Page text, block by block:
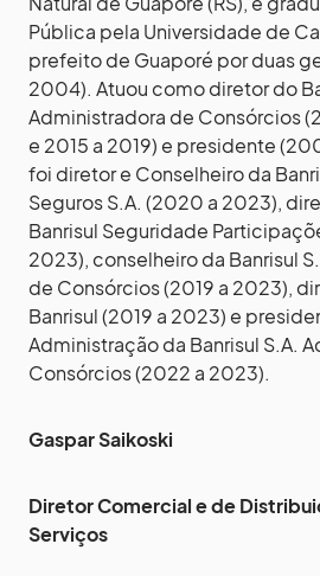
Pública pela Universidade de
prefeito de Guaporé por duas
2004). Atuou como diretor do
Administradora de Consórcios
e 2015 a 2019) e presidente
foi diretor e Conselheiro da
Seguros S.A. (2020 a 2023),
Banrisul Seguridade
2023), conselheiro da Banrisul
de Consórcios (2019 a 2023),
Banrisul (2019 a 2023) e
Administração da Banrisul S.A.
Consórcios (2022 a 2023).
Gaspar Saikoski
Diretor Comercial e de
Serviços